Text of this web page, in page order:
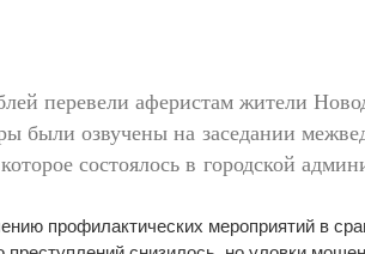
перевели аферистам жители
были озвучены на заседании
состоялось в городской
профилактических мероприятий в